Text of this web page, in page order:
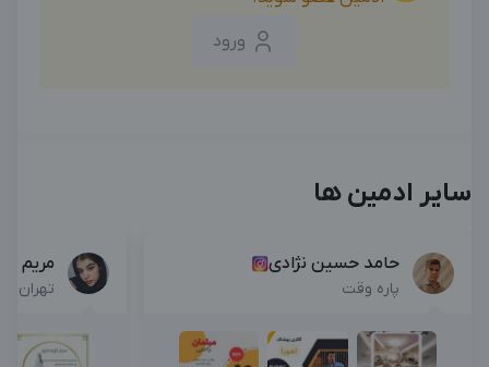
ورود
سایر ادمین ها
حامد حسین نژادی
پاره وقت
مریم
تهران ,